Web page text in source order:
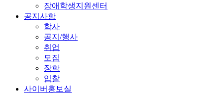
장애학생지원센터
공지사항
학사
공지/행사
취업
모집
장학
입찰
사이버홍보실